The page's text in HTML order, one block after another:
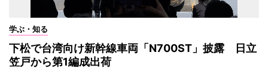
学ぶ・知る
下松で台湾向け新幹線車両「N700ST」披露 日立
笠戸から第1編成出荷